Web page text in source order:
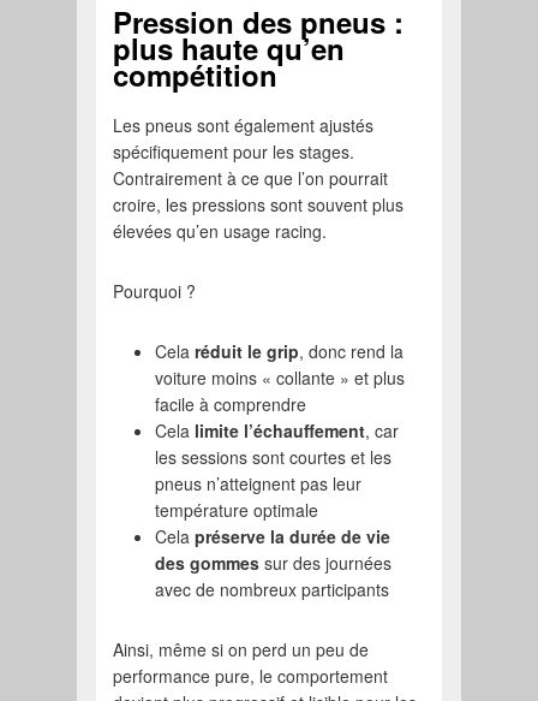
Pression des pneus :
plus haute qu’en
compétition
Les pneus sont également ajustés
spécifiquement pour les stages.
Contrairement à ce que l’on pourrait
croire, les pressions sont souvent plus
élevées qu’en usage racing.
Pourquoi ?
Celaréduit le grip, donc rend la
voiture moins « collante » et plus
facile à comprendre
Cela limite l’échauffement, car
les sessions sont courtes et les
pneus n’atteignent pas leur
température optimale
Celapréserve la durée de vie
des gommes sur des journées
avec de nombreux participants
Ainsi, même si on perd un peu de
performance pure, le comportement